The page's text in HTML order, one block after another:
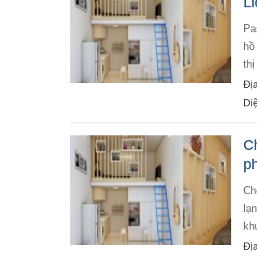
pass gấp lại phòng tại quận gò vấp, tphcm * địa chỉ: 88/10, hẻm 88 đường số 27, phường 6, quận gò vấp, tp
thị
cho thuê căn hộ city land park hills - căn góc, diện tích: 115 m², 3 phòng ngủ, 2 vệ sinh. - nội thất: 4 máy